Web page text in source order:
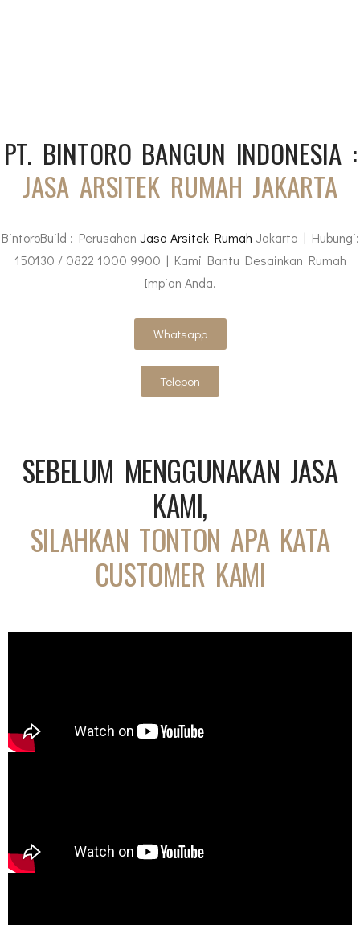
PT. BINTORO BANGUN INDONESIA :
JASA ARSITEK RUMAH JAKARTA
BintoroBuild : Perusahan Jasa Arsitek Rumah Jakarta | Hubungi:
150130 / 0822 1000 9900 | Kami Bantu Desainkan Rumah
Impian Anda.
Whatsapp
Telepon
SEBELUM MENGGUNAKAN JASA
KAMI,
SILAHKAN TONTON APA KATA
CUSTOMER KAMI